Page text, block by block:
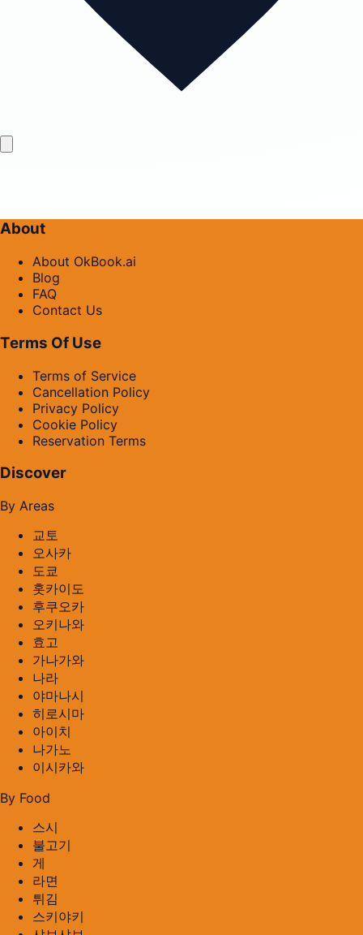
About
About OkBook.ai
Blog
FAQ
Contact Us
Terms Of Use
Terms of Service
Cancellation Policy
Privacy Policy
Cookie Policy
Reservation Terms
Discover
By Areas
교토
오사카
도쿄
홋카이도
후쿠오카
오키나와
효고
가나가와
나라
야마나시
히로시마
아이치
나가노
이시카와
By Food
스시
불고기
게
라면
튀김
스키야키